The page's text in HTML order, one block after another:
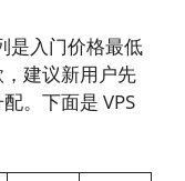
是入门价格最低
建议新用户先
。下面是 VPS